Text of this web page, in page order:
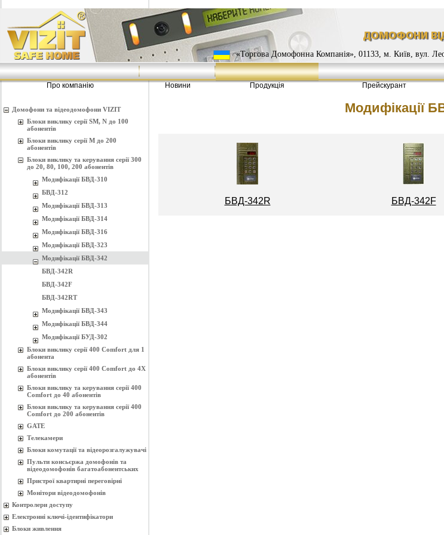
«Торгова Домофонна Компанія», 01133, м. Київ, вул.
Про компанію Новини Продукція Прейскурант
Домофони та відеодомофони VIZIT
Блоки виклику серії SM, N до 100
абонентів
Блоки виклику серії M до 200
абонентів
Блоки виклику та керування серії 300
до 20, 80, 100, 200 абонентів
Модифікації БВД-310
БВД-312
Модифікації БВД-313
Модифікації БВД-314
Модифікації БВД-316
Модифікації БВД-323
Модифікації БВД-342
БВД-342R
БВД-342F
БВД-342RT
Модифікації БВД-343
Модифікації БВД-344
Модифікації БУД-302
Блоки виклику серії 400 Comfort для 1
абонента
Блоки виклику серії 400 Comfort до 4Х
абонентів
Блоки виклику та керування серії 400
Comfort до 40 абонентів
Блоки виклику та керування серії 400
Comfort до 200 абонентів
GATE
Телекамери
Блоки комутації та відеорозгалужувачі
Пульти консьєржа домофонів та
відеодомофонів багатоабонентських
Пристрої квартирні переговірні
Монітори відеодомофонів
Контролери доступу
Електронні ключі-ідентифікатори
Блоки живлення
Модифікації
БВД-342R БВД-342F